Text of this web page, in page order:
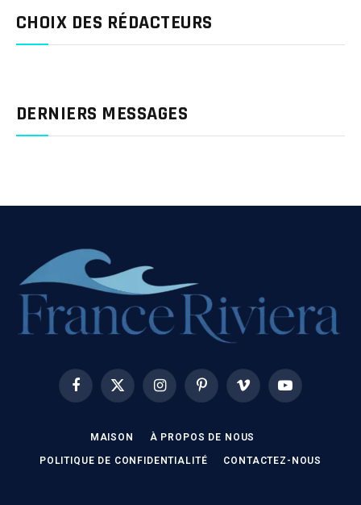
CHOIX DES RÉDACTEURS
DERNIERS MESSAGES
FacebookX
(Twitter)
InstagramPinterestVimeo YouTube
MAISON À PROPOS DE NOUS
POLITIQUE DE CONFIDENTIALITÉ CONTACTEZ-NOUS